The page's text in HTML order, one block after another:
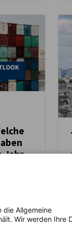
Jahr
die Allgemeine
Wir werden Ihre